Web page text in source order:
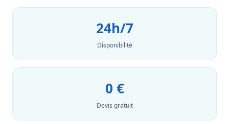
24h/7
Disponibilité
0 €
Devis gratuit